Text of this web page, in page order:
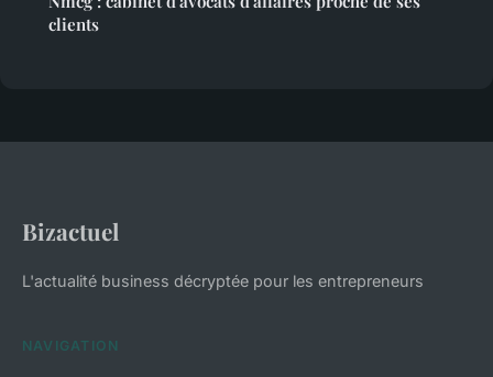
clients
Bizactuel
L'actualité business décryptée pour les entrepreneurs
NAVIGATION